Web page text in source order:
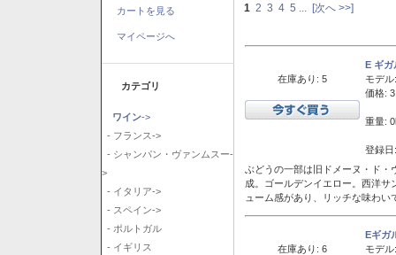
カートを見る
マイページへ
カテゴリ
ワイン->
- フランス->
- シャンパン・ヴァンムスー-
>
- イタリア->
- スペイン->
- ポルトガル
- イギリス
1 2 3 4 5 [次へ >>]
在庫あり: 5
E ギ
モデル:
価格:
重量:
登録
ぶどうの一部は旧ドメーヌ・ド・
成。ゴールデンイエロー。西洋
ューム感があり、リッチな味わい
在庫あり: 6
Eギガ
モデル: